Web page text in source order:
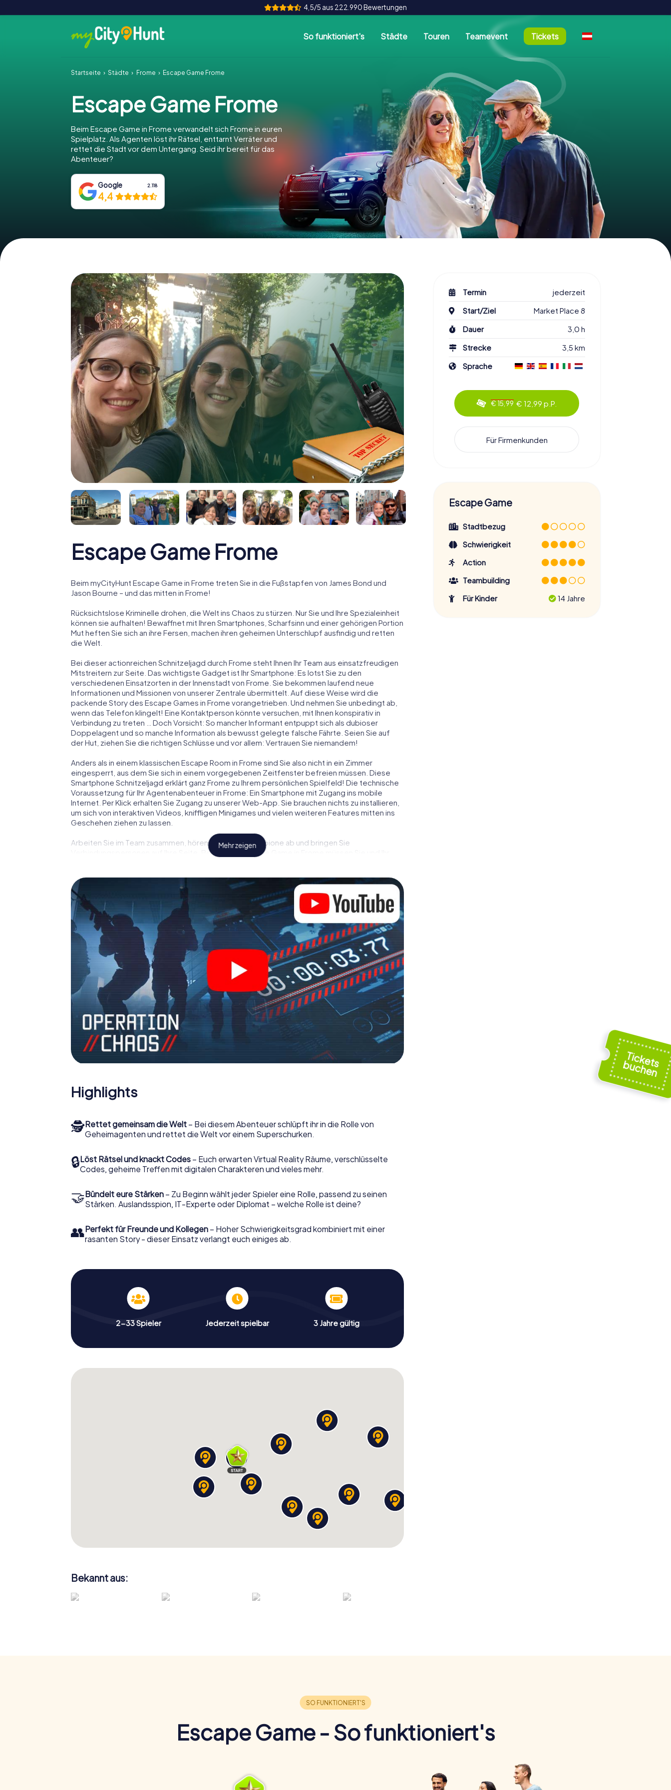
4,5/5 aus 222.990 Bewertungen
So funktioniert's Städte Touren Teamevent Tickets
Startseite Städte Frome Escape Game Frome
Escape Game Frome
Beim Escape Game in Frome verwandelt sich Frome in euren
Spielplatz. Als Agenten löst ihr Rätsel, enttarnt Verräter und
rettet die Stadt vor dem Untergang. Seid ihr bereit für das
Abenteuer?
Google 2.118
4,4
Escape Game Frome
Beim myCityHunt Escape Game in Frome treten Sie in die Fußstapfen von James Bond und
Jason Bourne – und das mitten in Frome!
Rücksichtslose Kriminelle drohen, die Welt ins Chaos zu stürzen. Nur Sie und Ihre Spezialeinheit
können sie aufhalten! Bewaffnet mit Ihren Smartphones, Scharfsinn und einer gehörigen Portion
Mut heften Sie sich an ihre Fersen, machen ihren geheimen Unterschlupf ausfindig und retten
die Welt.
Bei dieser actionreichen Schnitzeljagd durch Frome steht Ihnen Ihr Team aus einsatzfreudigen
Mitstreitern zur Seite. Das wichtigste Gadget ist Ihr Smartphone: Es lotst Sie zu den
verschiedenen Einsatzorten in der Innenstadt von Frome. Sie bekommen laufend neue
Informationen und Missionen von unserer Zentrale übermittelt. Auf diese Weise wird die
packende Story des Escape Games in Frome vorangetrieben. Und nehmen Sie unbedingt ab,
wenn das Telefon klingelt! Eine Kontaktperson könnte versuchen, mit Ihnen konspirativ in
Verbindung zu treten … Doch Vorsicht: So mancher Informant entpuppt sich als dubioser
Doppelagent und so manche Information als bewusst gelegte falsche Fährte. Seien Sie auf
der Hut, ziehen Sie die richtigen Schlüsse und vor allem: Vertrauen Sie niemandem!
Anders als in einem klassischen Escape Room in Frome sind Sie also nicht in ein Zimmer
eingesperrt, aus dem Sie sich in einem vorgegebenen Zeitfenster befreien müssen. Diese
Smartphone Schnitzeljagd erklärt ganz Frome zu Ihrem persönlichen Spielfeld! Die technische
Voraussetzung für Ihr Agentenabenteuer in Frome: Ein Smartphone mit Zugang ins mobile
Internet. Per Klick erhalten Sie Zugang zu unserer Web-App. Sie brauchen nichts zu installieren,
um sich von interaktiven Videos, kniffligen Minigames und vielen weiteren Features mitten ins
Geschehen ziehen zu lassen.
Arbeiten Sie im Team zusammen, hören Sie feindliche Spione ab und bringen Sie
Verbindungspersonen auf Ihre Seite. Bei diesem Escape Game in Frome müssen Sie und Ihr
Team im Highscore von Frome und erhalten Zugang zu Ihrer ganz persönlichen Bildergalerie.
Das myCityHunt Escape Game macht Frome zu Ihrem ganz persönlichen Erlebnisspielplatz.
Holen Sie sich Ihre Tickets in die Welt der Spionage und Geheimagenten und verwandeln Sie
Frome in einen Outdoor Escape Room!
Mehr zeigen
Highlights
🕵Rettet gemeinsam die Welt – Bei diesem Abenteuer schlüpft ihr in die Rolle von
Geheimagenten und rettet die Welt vor einem Superschurken.
🔒Löst Rätsel und knackt Codes – Euch erwarten Virtual Reality Räume, verschlüsselte
Codes, geheime Treffen mit digitalen Charakteren und vieles mehr.
🤝Bündelt eure Stärken – Zu Beginn wählt jeder Spieler eine Rolle, passend zu seinen
Stärken. Auslandsspion, IT-Experte oder Diplomat – welche Rolle ist deine?
👥Perfekt für Freunde und Kollegen – Hoher Schwierigkeitsgrad kombiniert mit einer
rasanten Story - dieser Einsatz verlangt euch einiges ab.
2-33 Spieler Jederzeit spielbar 3 Jahre gültig
Termin
jederzeit
Start/Ziel
Market Place 8
Dauer
3,0 h
Strecke
3,5 km
Sprache
€ 15,99 € 12,99 p.P.
Für Firmenkunden
Escape Game
Stadtbezug
Schwierigkeit
Action
Teambuilding
Für Kinder
14 Jahre
Bekannt aus:
Escape Game - So funktioniert's